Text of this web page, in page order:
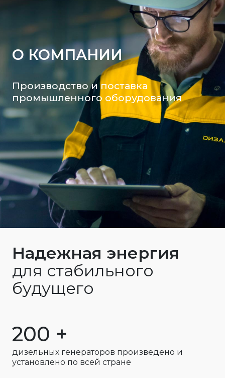
О КОМПАНИИ
Производство и поставка
промышленного оборудования
Надежная энергия
для стабильного
будущего
200 +
дизельных генераторов произведено и
установлено по всей стране